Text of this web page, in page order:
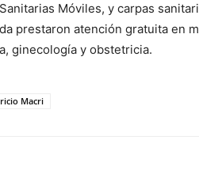
Móviles, y carpas
prestaron atención gratuita en
ginecología y obstetricia.
Macri